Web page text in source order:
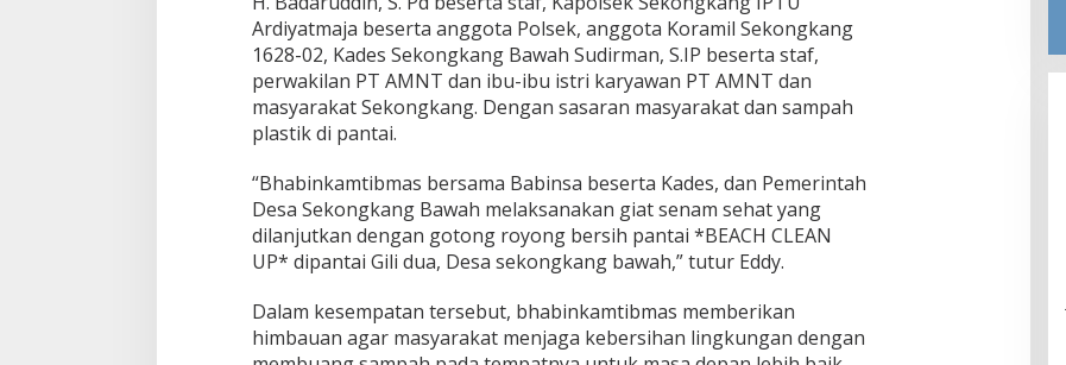
Ardiyatmaja beserta anggota Polsek, anggota Koramil Sekongkang
1628-02, Kades Sekongkang Bawah Sudirman, S.IP beserta staf,
perwakilan PT AMNT dan ibu-ibu istri karyawan PT AMNT dan
masyarakat Sekongkang. Dengan sasaran masyarakat dan sampah
plastik di pantai.
“Bhabinkamtibmas bersama Babinsa beserta Kades, dan Pemerintah
Desa Sekongkang Bawah melaksanakan giat senam sehat yang
dilanjutkan dengan gotong royong bersih pantai *BEACH CLEAN
UP* dipantai Gili dua, Desa sekongkang bawah,” tutur Eddy.
Dalam kesempatan tersebut, bhabinkamtibmas memberikan
himbauan agar masyarakat menjaga kebersihan lingkungan dengan